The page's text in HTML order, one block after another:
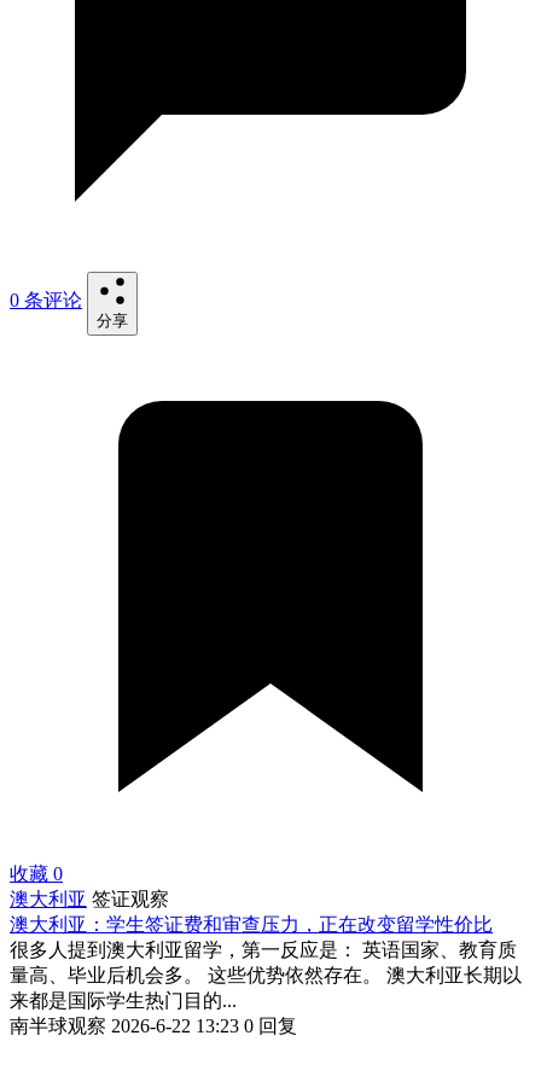
0 条评论
分享
收藏 0
澳大利亚 签证观察
澳大利亚：学生签证费和审查压力，正在改变留学性价比
很多人提到澳大利亚留学，第一反应是： 英语国家、教育质
量高、毕业后机会多。 这些优势依然存在。 澳大利亚长期以
来都是国际学生热门目的...
南半球观察 2026-6-22 13:23 0 回复